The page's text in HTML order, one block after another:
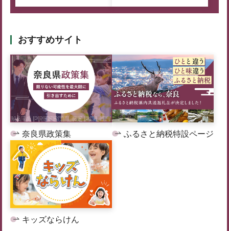
おすすめサイト
奈良県政策集 ふるさと納税特設ページ
キッズならけん